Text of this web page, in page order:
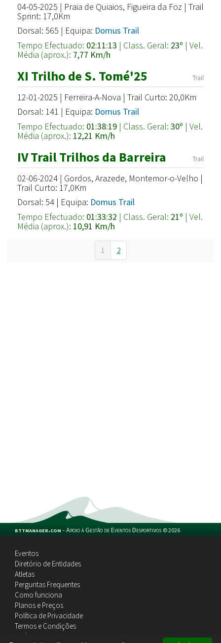
04-05-2025 | Praia de Quiaios, Figueira da Foz | Trail
Sprint: 17,0Km
Dorsal: 565 | Equipa: Domus Trail
Tempo Efectuado: 02:11:13 | Class. Geral: 23º | Vel.
Média (aprox.): 7,77 Km/h
XI Trilho de S. Tomé'25 Trail
12-01-2025 | Ferreira-A-Nova | Trail Curto: 20,0Km
Dorsal: 141 | Equipa: Domus Trail
Tempo Efectuado: 01:38:19 | Class. Geral: 30º | Vel.
Média (aprox.): 12,21 Km/h
IV Trail Trilhos da Barreira Trail
02-06-2024 | Gordos, Arazede, Montemor-o-Velho |
Trail Curto: 17,0Km
Dorsal: 54 | Equipa: Domus Trail
Tempo Efectuado: 01:33:32 | Class. Geral: 21º | Vel.
Média (aprox.): 10,91 Km/h
1 2
bttmanager.com -Apoio à Gestão de Eventos Desportivos ©2026
Eventos
Diretório de Entidades
Atletas
Perguntas Frequentes
Como funciona
Planos e Preços
Política de Privacidade
Termos e Condições
Política de Cookies